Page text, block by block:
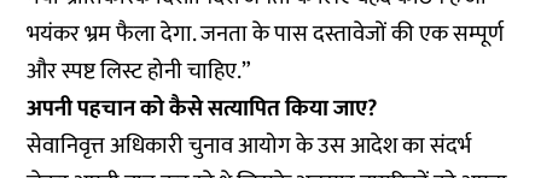
भयंकर भ्रम फैला देगा. जनता के पास दस्तावेजों की एक सम्पूर्ण
और स्पष्ट लिस्ट होनी चाहिए.”
अपनी पहचान को कैसे सत्यापित किया जाए?
सेवानिवृत्त अधिकारी चुनाव आयोग के उस आदेश का संदर्भ